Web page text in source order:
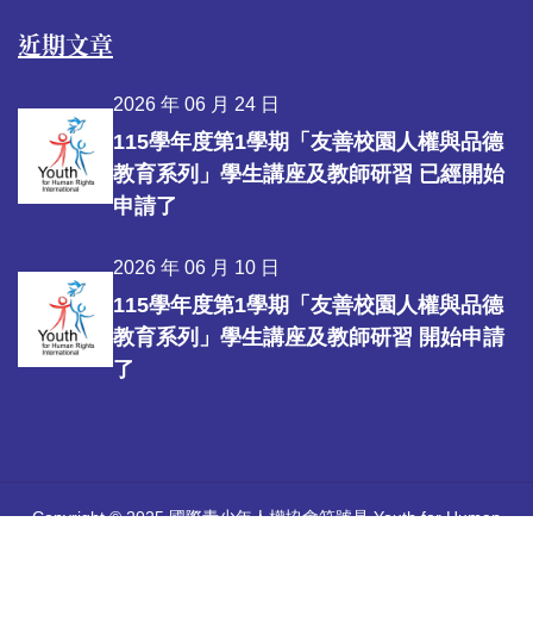
近期文章
2026 年 06 月 24 日
115學年度第1學期「友善校園人權與品德
教育系列」學生講座及教師研習 已經開始
申請了
2026 年 06 月 10 日
115學年度第1學期「友善校園人權與品德
教育系列」學生講座及教師研習 開始申請
了
Copyright © 2025 國際青少年人權協會符號是 Youth for Human